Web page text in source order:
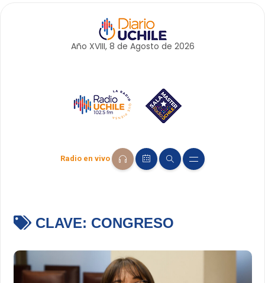
Año XVIII, 8 de Agosto de 2026
Radio en vivo
CLAVE: CONGRESO